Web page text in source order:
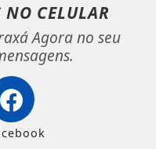
NO CELULAR
Agora no seu